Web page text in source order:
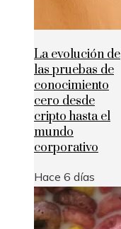
La evolución de
las pruebas de
conocimiento
cero desde
cripto hasta el
mundo
corporativo
Hace 6 días